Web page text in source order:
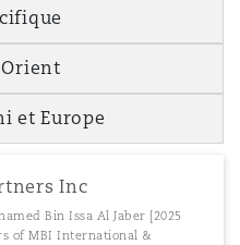
et Europe
Inc
Bin Issa Al Jaber [2025
of MBI International &